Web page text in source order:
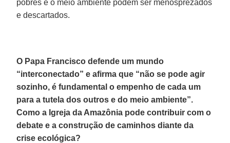
pobres e o meio ambiente podem ser menosprezados
e descartados.
O Papa Francisco defende um mundo
“interconectado” e afirma que “não se pode agir
sozinho, é fundamental o empenho de cada um
para a tutela dos outros e do meio ambiente”.
Como a Igreja da Amazônia pode contribuir com o
debate e a construção de caminhos diante da
crise ecológica?